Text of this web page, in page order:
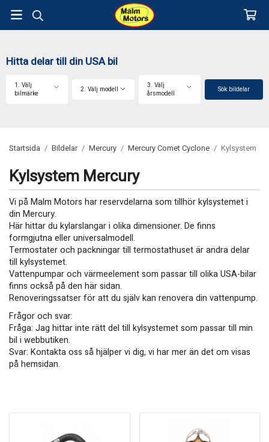
Hitta delar till din USA bil
1. Välj
bilmärke
2. Välj modell
3. Välj
årsmodell
Sök bildelar
Startsida / Bildelar / Mercury / Mercury Comet Cyclone / Kylsystem
Kylsystem Mercury
Vi på Malm Motors har reservdelarna som tillhör kylsystemet i
din Mercury.
Här hittar du kylarslangar i olika dimensioner. De finns
formgjutna eller universalmodell.
Termostater och packningar till termostathuset är andra delar
till kylsystemet.
Vattenpumpar och värmeelement som passar till olika USA-bilar
finns också på den här sidan.
Renoveringssatser för att du själv kan renovera din vattenpump.
Frågor och svar:
Fråga: Jag hittar inte rätt del till kylsystemet som passar till min
bil i webbutiken.
Svar: Kontakta oss så hjälper vi dig, vi har mer än det om visas
på hemsidan.